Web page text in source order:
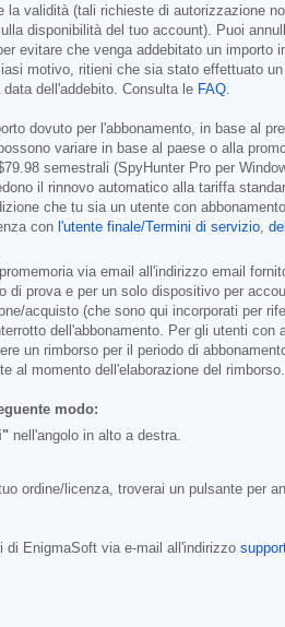
validità (tali richieste di autorizzazione
disponibilità del tuo account). Puoi
evitare che venga addebitato un
motivo, ritieni che sia stato effettuato
dell'addebito. Consulta le FAQ.
dovuto per l'abbonamento, in base al
variare in base al paese o alla
semestrali (SpyHunter Pro per
il rinnovo automatico alla tariffa
che tu sia un utente con
con l'utente finale/Termini di servizio,
via email all'indirizzo email
prova e per un solo dispositivo per
acquisto (che sono qui incorporati per
dell'abbonamento. Per gli utenti
un rimborso per il periodo di
al momento dell'elaborazione del rimborso.
modo:
nell'angolo in alto a destra.
ordine/licenza, troverai un pulsante per
di EnigmaSoft via e-mail all'indirizzo